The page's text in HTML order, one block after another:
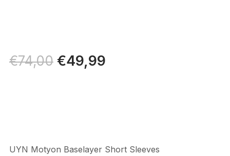
€74,00 Il
prezzo
€49,99Il
UYN Motyon Baselayer Short Sleeves